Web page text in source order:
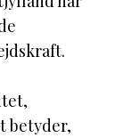
betyder,